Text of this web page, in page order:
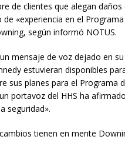
de clientes que alegan
«experiencia en el
según informó NOTUS.
mensaje de voz dejado en
estuvieran disponibles
sus planes para el Programa
portavoz del HHS ha
seguridad».
tienen en mente